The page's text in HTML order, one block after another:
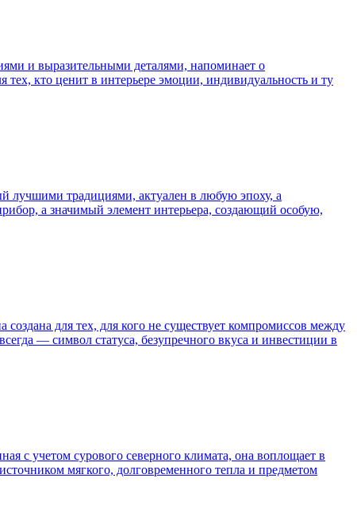
и выразительными деталями, напоминает о
тех, кто ценит в интерьере эмоции, индивидуальность и ту
лучшими традициями, актуален в любую эпоху, а
а значимый элемент интерьера, создающий особую,
для тех, для кого не существует компромиссов между
— символ статуса, безупречного вкуса и инвестиции в
с учетом сурового северного климата, она воплощает в
мягкого, долговременного тепла и предметом